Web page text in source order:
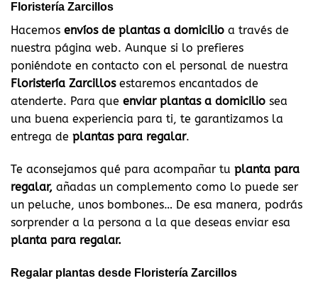
Floristería Zarcillos
Hacemos envíos de plantas a domicilio a través de
nuestra página web. Aunque si lo prefieres
poniéndote en contacto con el personal de nuestra
Floristería Zarcillosestaremos encantados de
atenderte. Para que enviar plantas a domicilio sea
una buena experiencia para ti, te garantizamos la
entrega de plantas para regalar.
Te aconsejamos qué para acompañar tu planta para
regalar, añadas un complemento como lo puede ser
un peluche, unos bombones… De esa manera, podrás
sorprender a la persona a la que deseas enviar esa
planta para regalar.
Regalar plantas desde Floristería Zarcillos